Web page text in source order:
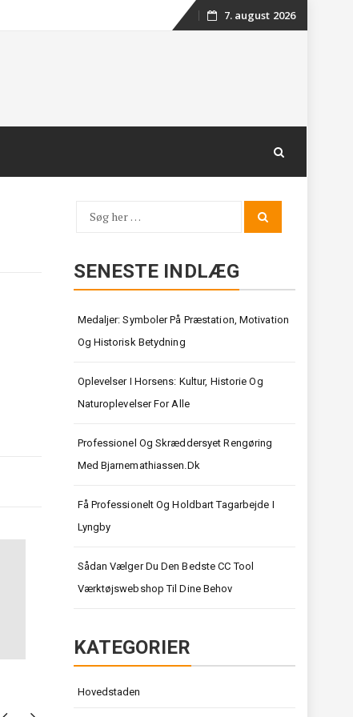
Skip
7. august 2026
Search
SENESTE INDLÆG
Medaljer: Symboler På Præstation, Motivation
Og Historisk Betydning
Oplevelser I Horsens: Kultur, Historie Og
Naturoplevelser For Alle
Professionel Og Skræddersyet Rengøring
Med Bjarnemathiassen.dk
Få Professionelt Og Holdbart Tagarbejde I
Lyngby
Sådan Vælger Du Den Bedste CC Tool
Værktøjswebshop Til Dine Behov
KATEGORIER
Hovedstaden